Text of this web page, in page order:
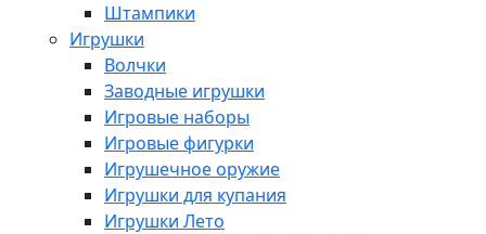
Штампики
Игрушки
Волчки
Заводные игрушки
Игровые наборы
Игровые фигурки
Игрушечное оружие
Игрушки для купания
Игрушки Лето